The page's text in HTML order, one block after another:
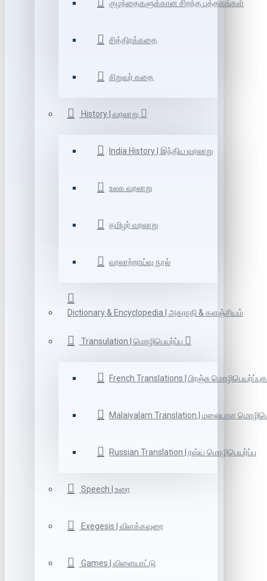
குழந்தைகளுக்கான சிறந்த புத்தகங்கள்
சித்திரக்கதை
சிறுவர் கதை
History | வரலாறு
India History | இந்திய வரலாறு
உலக வரலாறு
தமிழர் வரலாறு
வரலாற்றாய்வு நூல்
Dictionary & Encyclopedia | அகராதி & களஞ்சியம்
Transulation | மொழிபெயர்ப்பு
French Translations | பிரஞ்சு
Malaiyalam Translation | மலையாள
Russian Translation | ரஷ்ய மொழிபெயர்ப்பு
Speech | உரை
Exegesis | விளக்கவுரை
Games | விளையாட்டு